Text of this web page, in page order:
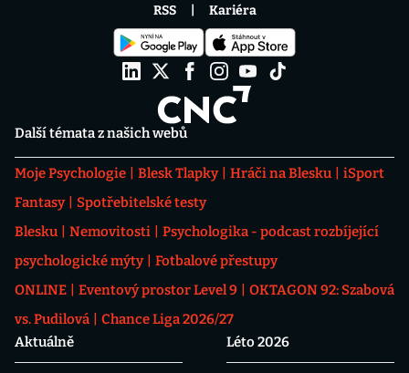
Další témata z našich webů
Moje Psychologie Blesk Tlapky Hráči na Blesku
iSport
Fantasy
Spotřebitelské testy
Blesku
Nemovitosti
Psychologika - podcast rozbíjející
psychologické mýty
Fotbalové přestupy
ONLINE
Eventový prostor Level 9
OKTAGON 92: Szabová
vs. Pudilová
Chance Liga 2026/27
Aktuálně
Léto 2026
RSS Kariéra